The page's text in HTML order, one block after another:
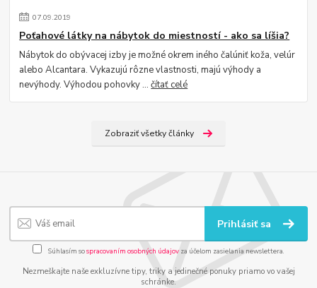
07.09.2019
Poťahové látky na nábytok do miestností - ako sa líšia?
Nábytok do obývacej izby je možné okrem iného čalúniť koža, velúr
alebo Alcantara. Vykazujú rôzne vlastnosti, majú výhody a
nevýhody. Výhodou pohovky ...čítať celé
Zobraziť všetky články
Prihlásiť sa
Súhlasím sospracovaním osobných údajov za účelom zasielania newslettera.
Nezmeškajte naše exkluzívne tipy, triky a jedinečné ponuky priamo vo vašej
schránke.